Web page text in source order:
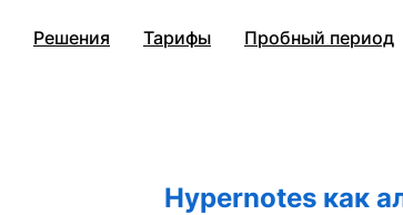
Решения Тарифы Пробный период
Hypernotes как